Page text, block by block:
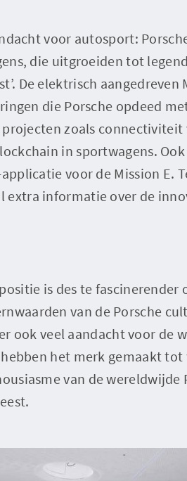
voor autosport:
die uitgroeiden tot
De elektrisch aangedreven
die Porsche opdeed
zoals connectiviteit
in sportwagens.
voor de Mission E.
extra informatie over de
is des te
van de Porsche
ook veel aandacht voor de
het merk gemaakt
van de